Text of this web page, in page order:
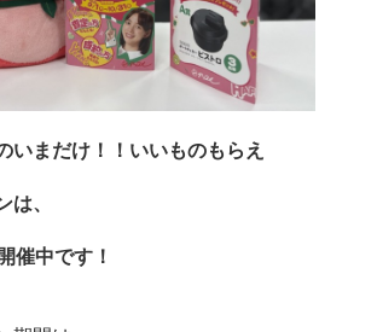
いまだけ！！いいものもらえ
は、
催中です！